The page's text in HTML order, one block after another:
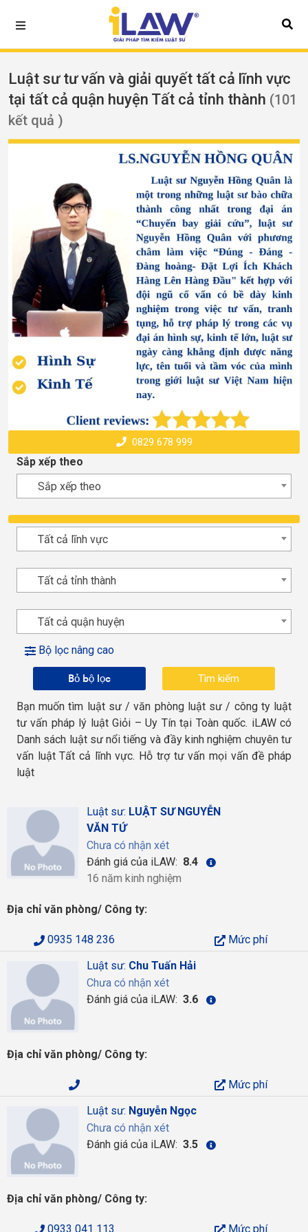
Luật sư tư vấn và giải quyết tất cả lĩnh vực
tại tất cả quận huyện Tất cả tỉnh thành (101
kết quả )
0829 678 999
Sắp xếp theo
Sắp xếp theo
Tất cả lĩnh vực
Tất cả tỉnh thành
Tất cả quận huyện
Bộ lọc nâng cao
Bỏ bộ lọc
Bạn muốn tìm luật sư / văn phòng luật sư / công ty luật
tư vấn pháp lý luật Giỏi – Uy Tín tại Toàn quốc. iLAW có
Danh sách luật sư nổi tiếng và đầy kinh nghiệm chuyên tư
vấn luật Tất cả lĩnh vực. Hỗ trợ tư vấn mọi vấn đề pháp
luật
Luật sư: LUẬT SƯ NGUYỄN
VĂN TỨ
Chưa có nhận xét
Đánh giá của iLAW: 8.4
16 năm kinh nghiệm
Địa chỉ văn phòng/ Công ty:
0935 148 236
Mức phí
Luật sư: Chu Tuấn Hải
Chưa có nhận xét
Đánh giá của iLAW: 3.6
Địa chỉ văn phòng/ Công ty:
Mức phí
Luật sư: Nguyễn Ngọc
Chưa có nhận xét
Đánh giá của iLAW: 3.5
Địa chỉ văn phòng/ Công ty:
0933 041 113 Mức phí